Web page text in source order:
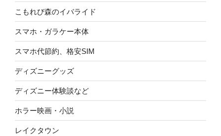
こもれび森のイバライド
スマホ・ガラケー本体
スマホ代節約、格安SIM
ディズニーグッズ
ディズニー体験談など
ホラー映画・小説
レイクタウン